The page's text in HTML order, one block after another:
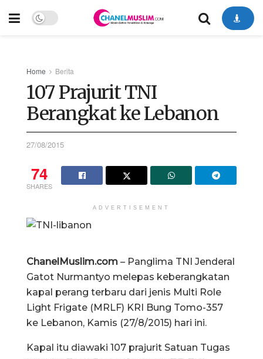
Home Berita
107 Prajurit TNI
Berangkat ke Lebanon
27/08/2015
74
SHARES
ADVERTISEMENT
ChanelMuslim.com – Panglima TNI Jenderal
Gatot Nurmantyo melepas keberangkatan
kapal perang terbaru dari jenis Multi Role
Light Frigate (MRLF) KRI Bung Tomo-357
ke Lebanon, Kamis (27/8/2015) hari ini.
Kapal itu diawaki 107 prajurit Satuan Tugas